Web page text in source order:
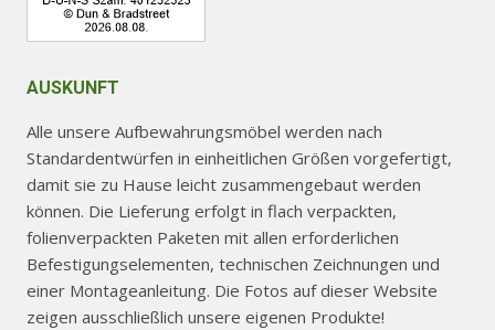
AUSKUNFT
Alle unsere Aufbewahrungsmöbel werden nach
Standardentwürfen in einheitlichen Größen vorgefertigt,
damit sie zu Hause leicht zusammengebaut werden
können. Die Lieferung erfolgt in flach verpackten,
folienverpackten Paketen mit allen erforderlichen
Befestigungselementen, technischen Zeichnungen und
einer Montageanleitung. Die Fotos auf dieser Website
zeigen ausschließlich unsere eigenen Produkte!